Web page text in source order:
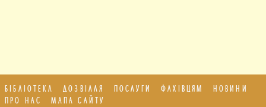
БІБЛІОТЕКА ДОЗВІЛЛЯ ПОСЛУГИ ФАХІВЦЯМ
НОВИНИ
ПРО НАС
МАПА САЙТУ